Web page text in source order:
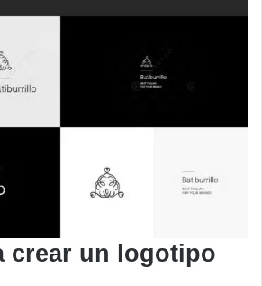
crear un logotipo